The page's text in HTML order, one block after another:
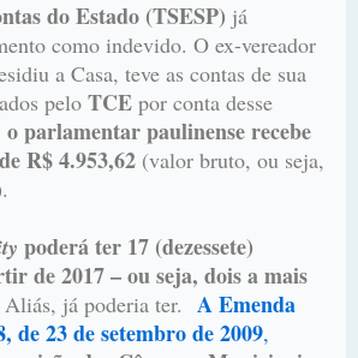
do Estado (TSESP) já
como indevido. O ex-vereador
a Casa, teve as contas de sua
pelo TCE por conta desse
parlamentar paulinense recebe
R$ 4.953,62 (valor bruto, ou seja,
poderá ter 17 (dezessete)
de 2017 – ou seja, dois a mais
Aliás, já poderia ter. A Emenda
de 23 de setembro de 2009,